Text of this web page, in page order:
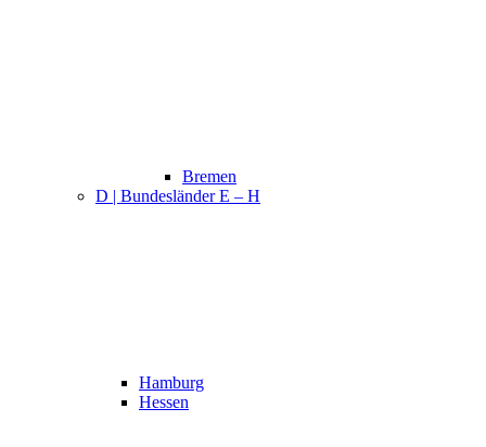
Bremen
D | Bundesländer E – H
Hamburg
Hessen